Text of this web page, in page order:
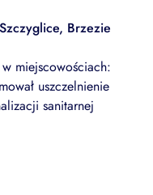
Brzezie
miejscowościach:
uszczelnienie
sanitarnej